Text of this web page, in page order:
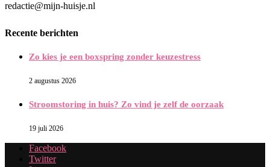
redactie@mijn-huisje.nl
Recente berichten
Zo kies je een boxspring zonder keuzestress
2 augustus 2026
Stroomstoring in huis? Zo vind je zelf de oorzaak
19 juli 2026
Facebook
Twitter